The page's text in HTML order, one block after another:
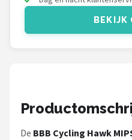
Alle merken →
BEKIJK
De BBB Cycling Hawk